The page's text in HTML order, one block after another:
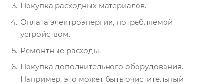
Покупка расходных материалов.
Оплата электроэнергии, потребляемой
устройством.
Ремонтные расходы.
Покупка дополнительного оборудования.
Например, это может быть очистительный